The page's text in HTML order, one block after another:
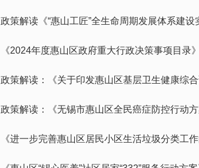
政策解读《“惠山工匠”全生命周期发展体系建
《2024年度惠山区政府重大行政决策事项目录
政策解读：《关于印发惠山区基层卫生健康综
政策解读：《无锡市惠山区全民癌症防控行动方
《进一步完善惠山区居民小区生活垃圾分类工